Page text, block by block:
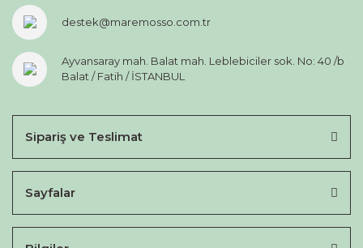
destek@maremosso.com.tr
Ayvansaray mah. Balat mah. Leblebiciler sok. No: 40 /b
Balat / Fatih / İSTANBUL
Sipariş ve Teslimat
Sayfalar